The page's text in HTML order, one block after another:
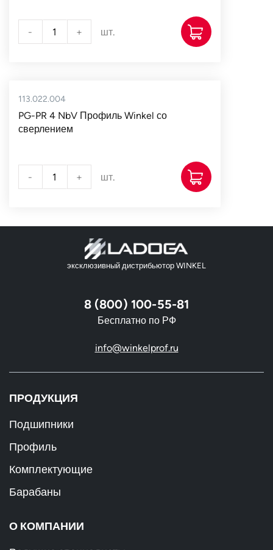
- + шт.
113.022.004
PG-PR 4 NbV Профиль Winkel со
сверлением
- + шт.
эксклюзивный дистрибьютор WINKEL
8 (800) 100-55-81
Бесплатно по РФ
info@winkelprof.ru
ПРОДУКЦИЯ
Подшипники
Профиль
Комплектующие
Барабаны
О КОМПАНИИ